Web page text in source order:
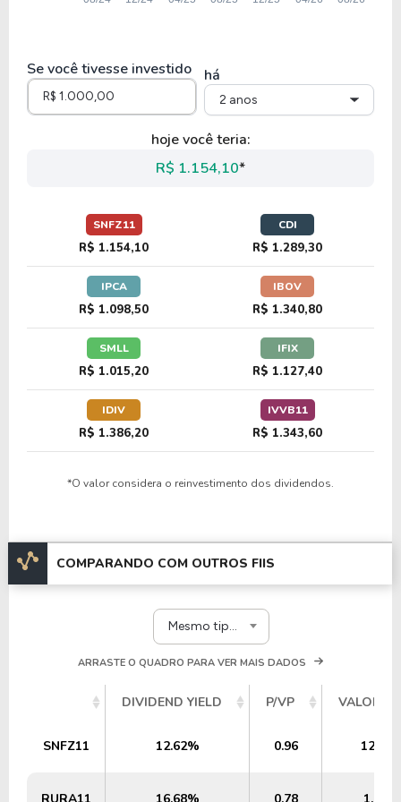
Se você tivesse investido há
2 anos
hoje você teria:
R$ 1.154,10*
SNFZ11
R$ 1.154,10
CDI
R$ 1.289,30
IPCA
R$ 1.098,50
IBOV
R$ 1.340,80
SMLL
R$ 1.015,20
IFIX
R$ 1.127,40
IDIV
R$ 1.386,20
IVVB11
R$ 1.343,60
*O valor considera o reinvestimento dos dividendos.
COMPARANDO COM OUTROS FIIS
Mesmo tipo e segmento
ARRASTE O QUADRO PARA VER MAIS DADOS
DIVIDEND YIELD P/VP VALOR
SNFZ11 12.62% 0.96